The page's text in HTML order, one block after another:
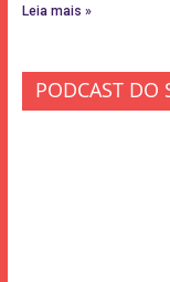
Leia mais »
PODCAST DO